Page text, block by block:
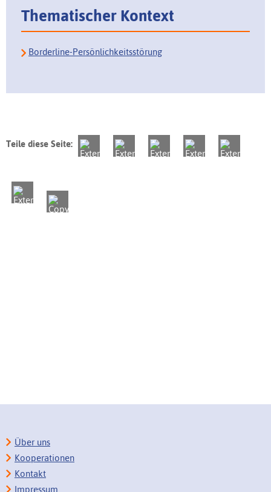
Thematischer Kontext
Borderline-Persönlichkeitsstörung
Teile diese Seite:
Über uns
Kooperationen
Kontakt
Impressum